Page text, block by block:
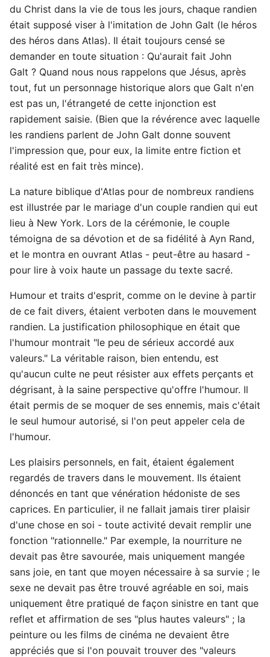
du Christ dans la vie de tous les jours, chaque randien
était supposé viser à l'imitation de John Galt (le héros
des héros dans Atlas). Il était toujours censé se
demander en toute situation : Qu'aurait fait John
Galt ? Quand nous nous rappelons que Jésus, après
tout, fut un personnage historique alors que Galt n'en
est pas un, l'étrangeté de cette injonction est
rapidement saisie. (Bien que la révérence avec laquelle
les randiens parlent de John Galt donne souvent
l'impression que, pour eux, la limite entre fiction et
réalité est en fait très mince).
La nature biblique d'Atlas pour de nombreux randiens
est illustrée par le mariage d'un couple randien qui eut
lieu à New York. Lors de la cérémonie, le couple
témoigna de sa dévotion et de sa fidélité à Ayn Rand,
et le montra en ouvrant Atlas - peut-être au hasard -
pour lire à voix haute un passage du texte sacré.
Humour et traits d'esprit, comme on le devine à partir
de ce fait divers, étaient verboten dans le mouvement
randien. La justification philosophique en était que
l'humour montrait "le peu de sérieux accordé aux
valeurs." La véritable raison, bien entendu, est
qu'aucun culte ne peut résister aux effets perçants et
dégrisant, à la saine perspective qu'offre l'humour. Il
était permis de se moquer de ses ennemis, mais c'était
le seul humour autorisé, si l'on peut appeler cela de
l'humour.
Les plaisirs personnels, en fait, étaient également
regardés de travers dans le mouvement. Ils étaient
dénoncés en tant que vénération hédoniste de ses
caprices. En particulier, il ne fallait jamais tirer plaisir
d'une chose en soi - toute activité devait remplir une
fonction "rationnelle." Par exemple, la nourriture ne
devait pas être savourée, mais uniquement mangée
sans joie, en tant que moyen nécessaire à sa survie ; le
sexe ne devait pas être trouvé agréable en soi, mais
uniquement être pratiqué de façon sinistre en tant que
reflet et affirmation de ses "plus hautes valeurs" ; la
peinture ou les films de cinéma ne devaient être
appréciés que si l'on pouvait trouver des "valeurs